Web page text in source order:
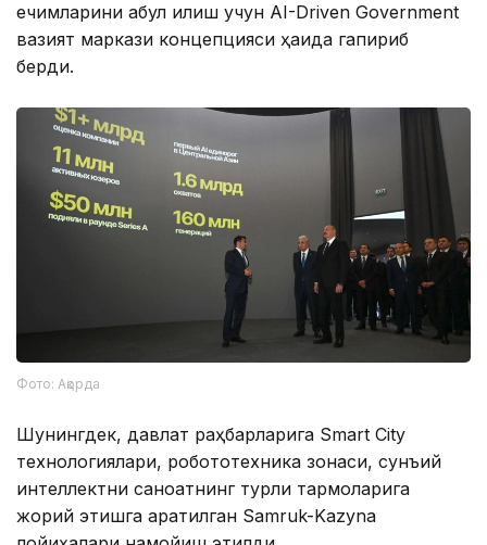
ечимларини қабул қилиш учун AI-Driven Government
вазият маркази концепцияси ҳақида гапириб
берди.
Фото: Ақорда
Шунингдек, давлат раҳбарларига Smart City
технологиялари, робототехника зонаси, сунъий
интеллектни саноатнинг турли тармоқларига
жорий этишга қаратилган Samruk-Kazyna